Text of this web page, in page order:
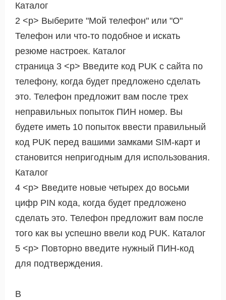
Каталог
2 <р> Выберите "Мой телефон" или "О"
Телефон или что-то подобное и искать
резюме настроек. Каталог
страница 3 <р> Введите код PUK с сайта по
телефону, когда будет предложено сделать
это. Телефон предложит вам после трех
неправильных попыток ПИН номер. Вы
будете иметь 10 попыток ввести правильный
код PUK перед вашими замками SIM-карт и
становится непригодным для использования.
Каталог
4 <р> Введите новые четырех до восьми
цифр PIN кода, когда будет предложено
сделать это. Телефон предложит вам после
того как вы успешно ввели код PUK. Каталог
5 <р> Повторно введите нужный ПИН-код
для подтверждения.
В